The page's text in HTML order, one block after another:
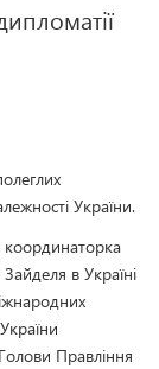
України.
координаторка
в Україні
Правління